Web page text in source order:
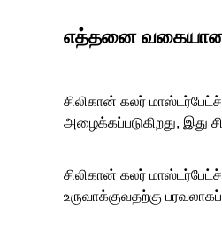
எத்தனை வகையான
சிலிகான் கலர்
அழைக்கப்படுகிறது, இது
சிலிகான் கலர்
உருவாக்குவதற்கு